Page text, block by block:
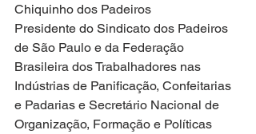
Chiquinho dos Padeiros
Presidente do Sindicato dos Padeiros
de São Paulo e da Federação
Brasileira dos Trabalhadores nas
Indústrias de Panificação, Confeitarias
e Padarias e Secretário Nacional de
Organização, Formação e Políticas